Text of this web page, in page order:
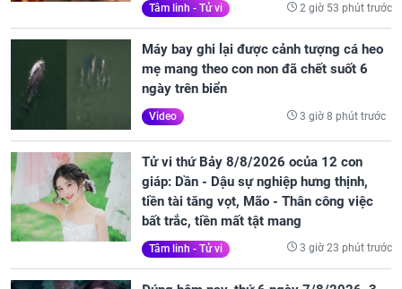
Tâm linh - Tử vi 2 giờ 53 phút trước
Máy bay ghi lại được cảnh tượng cá heo
mẹ mang theo con non đã chết suốt 6
ngày trên biển
Video 3 giờ 8 phút trước
Tử vi thứ Bảy 8/8/2026 ocủa 12 con
giáp: Dần - Dậu sự nghiệp hưng thịnh,
tiền tài tăng vọt, Mão - Thân công việc
bất trắc, tiền mất tật mang
Tâm linh - Tử vi 3 giờ 23 phút trước